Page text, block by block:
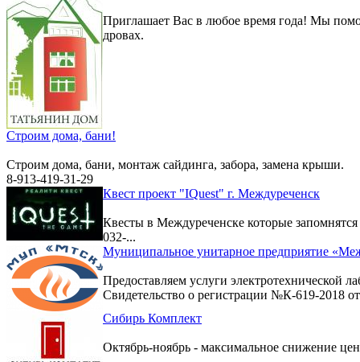
Приглашает Вас в любое время года! Мы
дровах.
Строим дома, бани!
Строим дома, бани, монтаж сайдинга, забора, замена крыши.
8-913-419-31-29
Квест проект "IQuest" г. Междуреченск
Квесты в Междуреченске которые
032-...
Муниципальное унитарное предприятие
Предоставляем услуги электротехнической
Свидетельство о регистрации №К-619-2018 от
Сибирь Комплект
Октябрь-ноябрь - максимальное снижение